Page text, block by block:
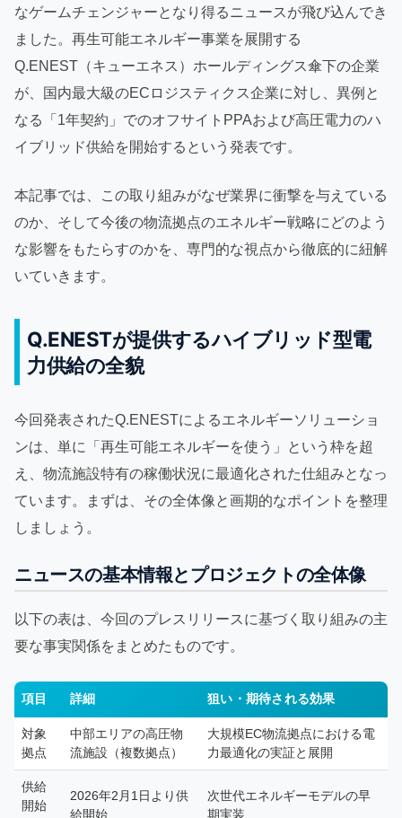
なゲームチェンジャーとなり得るニュースが飛び込んでき
ました。再生可能エネルギー事業を展開する
Q.ENEST（キューエネス）ホールディングス傘下の企業
が、国内最大級のECロジスティクス企業に対し、異例と
なる「1年契約」でのオフサイトPPAおよび高圧電力のハ
イブリッド供給を開始するという発表です。
本記事では、この取り組みがなぜ業界に衝撃を与えている
のか、そして今後の物流拠点のエネルギー戦略にどのよう
な影響をもたらすのかを、専門的な視点から徹底的に紐解
いていきます。
Q.ENESTが提供するハイブリッド型電
力供給の全貌
今回発表されたQ.ENESTによるエネルギーソリューショ
ンは、単に「再生可能エネルギーを使う」という枠を超
え、物流施設特有の稼働状況に最適化された仕組みとなっ
ています。まずは、その全体像と画期的なポイントを整理
しましょう。
ニュースの基本情報とプロジェクトの全体像
以下の表は、今回のプレスリリースに基づく取り組みの主
要な事実関係をまとめたものです。
項目 詳細 狙い・期待される効果
対象
拠点
中部エリアの高圧物
流施設（複数拠点）
大規模EC物流拠点における電
力最適化の実証と展開
供給
開始
2026年2月1日より供
給開始
次世代エネルギーモデルの早
期実装